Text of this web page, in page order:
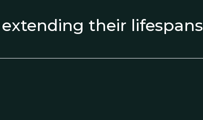
their lifespans